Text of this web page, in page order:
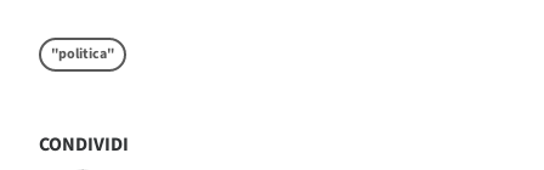
"politica"
CONDIVIDI